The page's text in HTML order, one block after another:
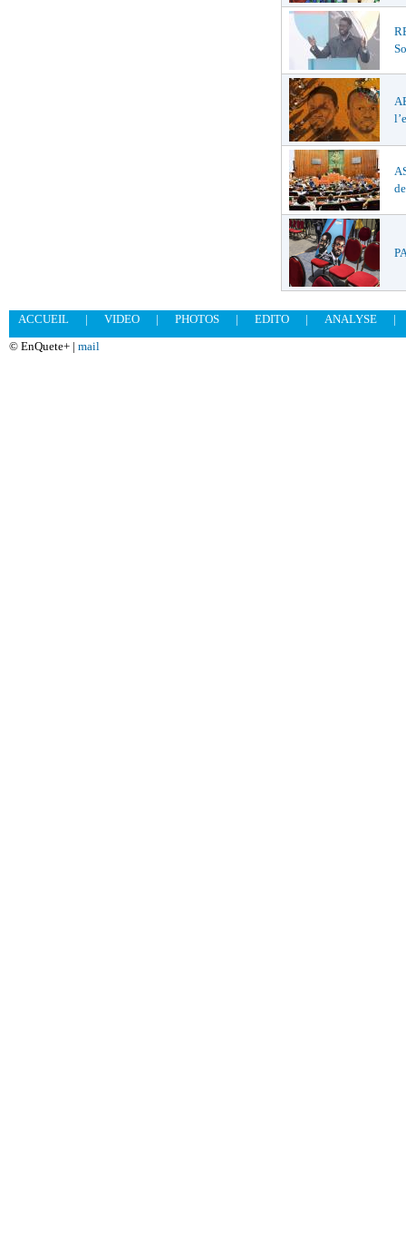
ACCUEIL | VIDEO | PHOTOS | EDITO | ANALYSE
|
© EnQuete+ | mail